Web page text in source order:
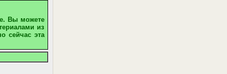
Вы можете
из
сейчас эта